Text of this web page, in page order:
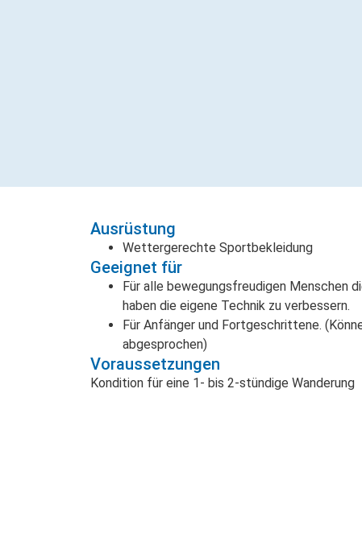
Ausrüstung
Wettergerechte Sportbekleidung
Geeignet für
Für alle bewegungsfreudigen Menschen
haben die eigene Technik zu verbessern.
Für Anfänger und Fortgeschrittene.
abgesprochen)
Voraussetzungen
Kondition für eine 1- bis 2-stündige Wanderung